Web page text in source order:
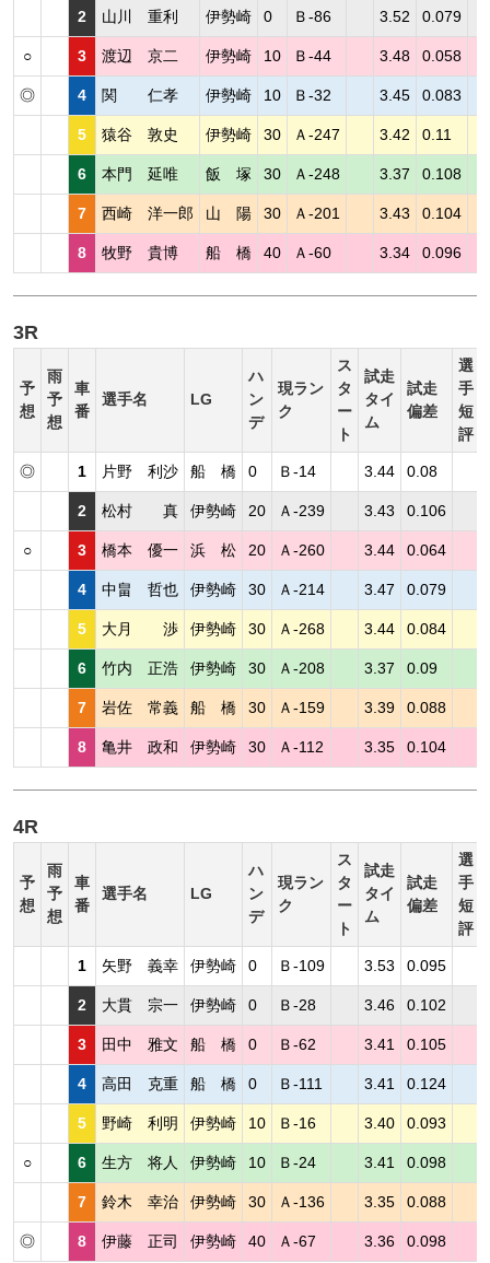
2 山川 重利 伊勢崎 0 Ｂ-86 3.52 0.079
○ 3 渡辺 京二 伊勢崎 10 Ｂ-44 3.48 0.058
◎ 4 関 仁孝 伊勢崎 10 Ｂ-32 3.45 0.083
5 猿谷 敦史 伊勢崎 30 Ａ-247 3.42 0.11
6 本門 延唯 飯 塚 30 Ａ-248 3.37 0.108
7 西崎 洋一郎 山 陽 30 Ａ-201 3.43 0.104
8 牧野 貴博 船 橋 40 Ａ-60 3.34 0.096
3R
予
想
雨
予
想
車
番
選手名 LG
ハ
ン
デ
現ラン
ク
ス
タ
ー
ト
試走
タイ
ム
試走
偏差
選
手
短
評
◎ 1 片野 利沙 船 橋 0 Ｂ-14 3.44 0.08
2 松村 真 伊勢崎 20 Ａ-239 3.43 0.106
○ 3 橋本 優一 浜 松 20 Ａ-260 3.44 0.064
4 中畠 哲也 伊勢崎 30 Ａ-214 3.47 0.079
5 大月 渉 伊勢崎 30 Ａ-268 3.44 0.084
6 竹内 正浩 伊勢崎 30 Ａ-208 3.37 0.09
7 岩佐 常義 船 橋 30 Ａ-159 3.39 0.088
8 亀井 政和 伊勢崎 30 Ａ-112 3.35 0.104
4R
予
想
雨
予
想
車
番
選手名 LG
ハ
ン
デ
現ラン
ク
ス
タ
ー
ト
試走
タイ
ム
試走
偏差
選
手
短
評
1 矢野 義幸 伊勢崎 0 Ｂ-109 3.53 0.095
2 大貫 宗一 伊勢崎 0 Ｂ-28 3.46 0.102
3 田中 雅文 船 橋 0 Ｂ-62 3.41 0.105
4 高田 克重 船 橋 0 Ｂ-111 3.41 0.124
5 野崎 利明 伊勢崎 10 Ｂ-16 3.40 0.093
○ 6 生方 将人 伊勢崎 10 Ｂ-24 3.41 0.098
7 鈴木 幸治 伊勢崎 30 Ａ-136 3.35 0.088
◎ 8 伊藤 正司 伊勢崎 40 Ａ-67 3.36 0.098